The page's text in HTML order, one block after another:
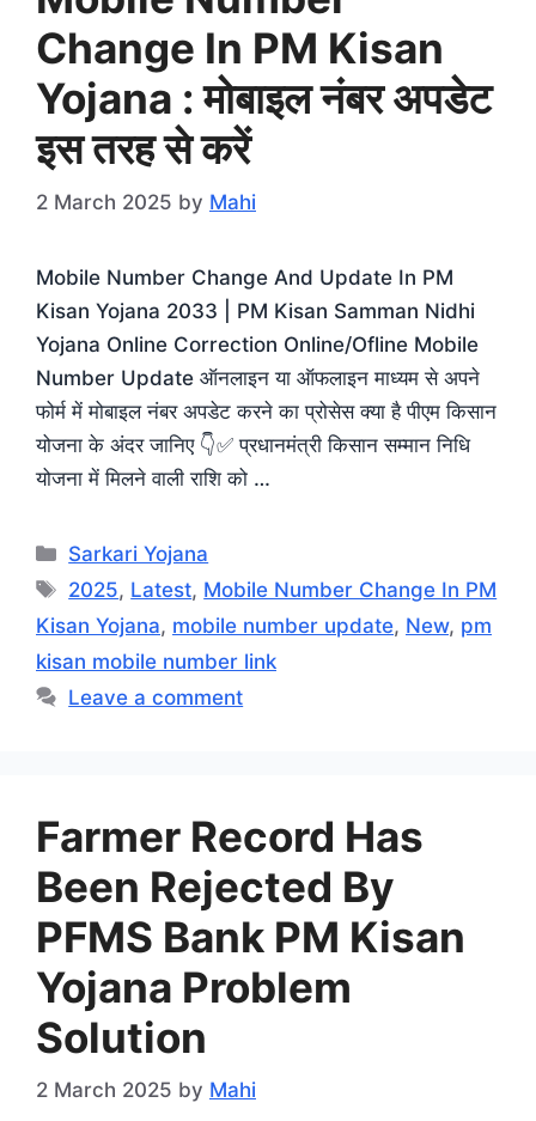
Change In PM Kisan
Yojana : मोबाइल नंबर अपडेट
इस तरह से करें
2 March 2025 by Mahi
Mobile Number Change And Update In PM
Kisan Yojana 2033 | PM Kisan Samman Nidhi
Yojana Online Correction Online/Ofline Mobile
Number Update ऑनलाइन या ऑफलाइन माध्यम से अपने
फोर्म में मोबाइल नंबर अपडेट करने का प्रोसेस क्या है पीएम किसान
योजना के अंदर जानिए 👇✅ प्रधानमंत्री किसान सम्मान निधि
योजना में मिलने वाली राशि को …
Categories
Sarkari Yojana
Tags
2025, Latest, Mobile Number Change In PM
Kisan Yojana, mobile number update, New, pm
kisan mobile number link
Leave a comment
Farmer Record Has
Been Rejected By
PFMS Bank PM Kisan
Yojana Problem
Solution
2 March 2025 by Mahi